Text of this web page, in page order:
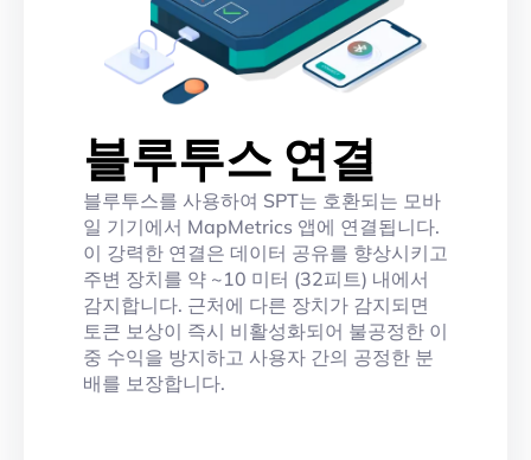
블루투스 연결
블루투스를 사용하여 SPT는 호환되는 모바
일 기기에서 MapMetrics 앱에 연결됩니다.
이 강력한 연결은 데이터 공유를 향상시키고
주변 장치를 약 ~10 미터 (32피트) 내에서
감지합니다. 근처에 다른 장치가 감지되면
토큰 보상이 즉시 비활성화되어 불공정한 이
중 수익을 방지하고 사용자 간의 공정한 분
배를 보장합니다.